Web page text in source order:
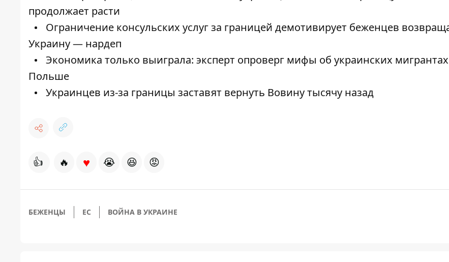
продолжает расти
Ограничение консульских услуг за границей демотивирует беженцев
Украину — нардеп
Экономика только выиграла: эксперт опроверг мифы об украинских
Польше
Украинцев из-за границы заставят вернуть Вовину тысячу назад
👍 🔥 ♥ 😭 😆 😡
БЕЖЕНЦЫ ЕС ВОЙНА В УКРАИНЕ